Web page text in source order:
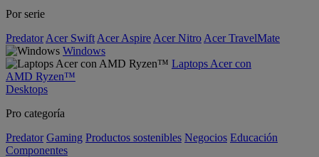
Por serie
Predator Acer Swift Acer Aspire Acer Nitro Acer TravelMate
Windows
Laptops Acer con
AMD Ryzen™
Desktops
Pro categoría
Predator Gaming Productos sostenibles Negocios Educación
Componentes